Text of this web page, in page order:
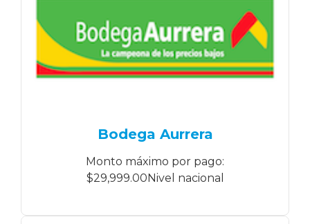
Bodega Aurrera
Monto máximo por pago:
$29,999.00Nivel nacional